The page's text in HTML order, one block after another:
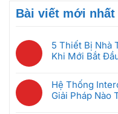
Bài viết mới nhất
5 Thiết Bị Nhà
Khi Mới Bắt
có
bình
luận
Hệ Thống
Giải Pháp Nào